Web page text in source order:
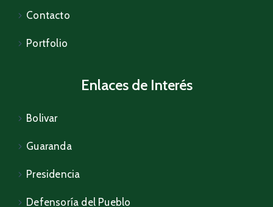
Contacto
Portfolio
Enlaces de Interés
Bolivar
Guaranda
Presidencia
Defensoría del Pueblo